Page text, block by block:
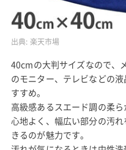
出典: 楽天市場
40cmの大判サイズなので、
のモニター、テレビなどの
すすめ。
高級感あるスエード調の柔
心地よく、幅広い部分の汚
きるのが魅力です。